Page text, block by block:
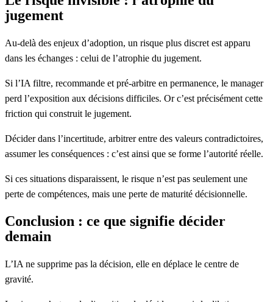
jugement
Au-delà des enjeux d’adoption, un risque plus discret est apparu
dans les échanges : celui de l’atrophie du jugement.
Si l’IA filtre, recommande et pré-arbitre en permanence, le manager
perd l’exposition aux décisions difficiles. Or c’est précisément cette
friction qui construit le jugement.
Décider dans l’incertitude, arbitrer entre des valeurs contradictoires,
assumer les conséquences : c’est ainsi que se forme l’autorité réelle.
Si ces situations disparaissent, le risque n’est pas seulement une
perte de compétences, mais une perte de maturité décisionnelle.
Conclusion : ce que signifie décider
demain
L’IA ne supprime pas la décision, elle en déplace le centre de
gravité.